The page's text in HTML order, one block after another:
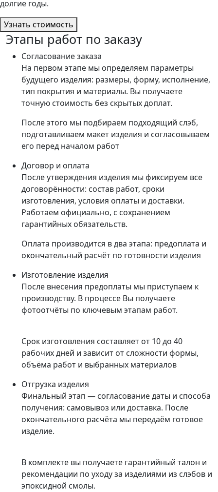
долгие годы.
Узнать стоимость
Этапы работ по заказу
Согласование заказа
На первом этапе мы определяем параметры
будущего изделия: размеры, форму, исполнение,
тип покрытия и материалы. Вы получаете
точную стоимость без скрытых доплат.
После этого мы подбираем подходящий слэб,
подготавливаем макет изделия и согласовываем
его перед началом работ
Договор и оплата
После утверждения изделия мы фиксируем все
договорённости: состав работ, сроки
изготовления, условия оплаты и доставки.
Работаем официально, с сохранением
гарантийных обязательств.
Оплата производится в два этапа: предоплата и
окончательный расчёт по готовности изделия
Изготовление изделия
После внесения предоплаты мы приступаем к
производству. В процессе Вы получаете
фотоотчёты по ключевым этапам работ.
Срок изготовления составляет от 10 до 40
рабочих дней и зависит от сложности формы,
объёма работ и выбранных материалов
Отгрузка изделия
Финальный этап — согласование даты и способа
получения: самовывоз или доставка. После
окончательного расчёта мы передаём готовое
изделие.
В комплекте вы получаете гарантийный талон и
рекомендации по уходу за изделиями из слэбов и
эпоксидной смолы.